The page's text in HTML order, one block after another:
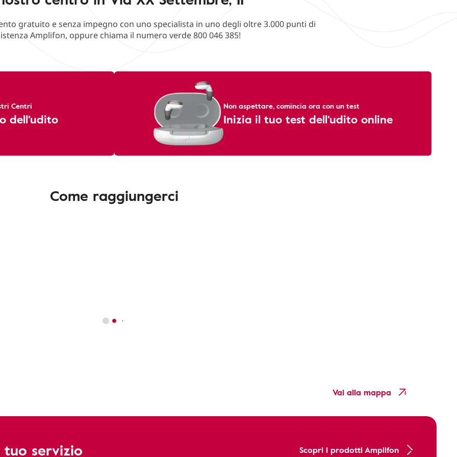
gratuito e senza impegno con uno specialista in uno degli oltre 3.000 punti di
Amplifon, oppure chiama il numero verde 800 046 385!
Centri
dell'udito
Non aspettare, comincia ora con un test
Inizia il tuo test dell'udito online
Come raggiungerci
Vai alla mappa
servizio Scopri i prodotti Amplifon